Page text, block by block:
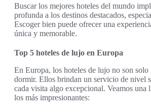
Buscar los mejores hoteles del mundo
profunda a los destinos destacados,
Escoger bien puede ofrecer una
única y memorable.
Top 5 hoteles de lujo en Europa
En Europa, los hoteles de lujo no son solo
dormir. Ellos brindan un servicio de nivel
cada visita algo excepcional. Veamos una
los más impresionantes: